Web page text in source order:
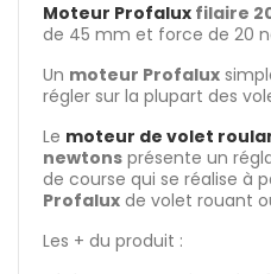
Moteur Profalux filaire
de 45 mm et force de 20
Un moteur Profalux
régler sur la plupart des
Le moteur de volet
newtons présente un
de course qui se réalise à
Profalux de volet rouant
Les + du produit :